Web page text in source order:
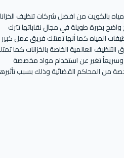
من افضل شركات تنظيف الخزانات
طويلة في مجال نقاباتها تترك
كما أنها تمتلك فريق عمل كبير
الخاصة بالخزانات كما تمتلك
عن استخدام مواد مخصصة
القضائية وذلك بسبب تأثيرها